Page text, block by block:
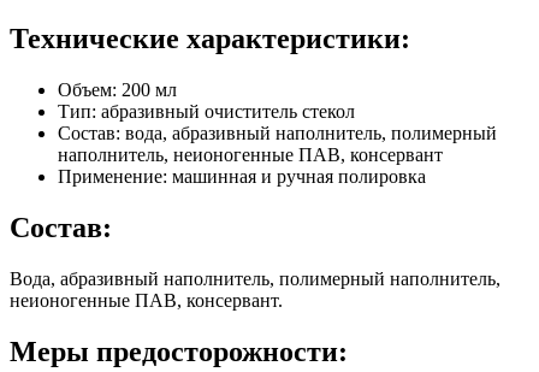
Технические характеристики:
Объем: 200 мл
Тип: абразивный очиститель стекол
Состав: вода, абразивный наполнитель, полимерный
наполнитель, неионогенные ПАВ, консервант
Применение: машинная и ручная полировка
Состав:
Вода, абразивный наполнитель, полимерный наполнитель,
неионогенные ПАВ, консервант.
Меры предосторожности: